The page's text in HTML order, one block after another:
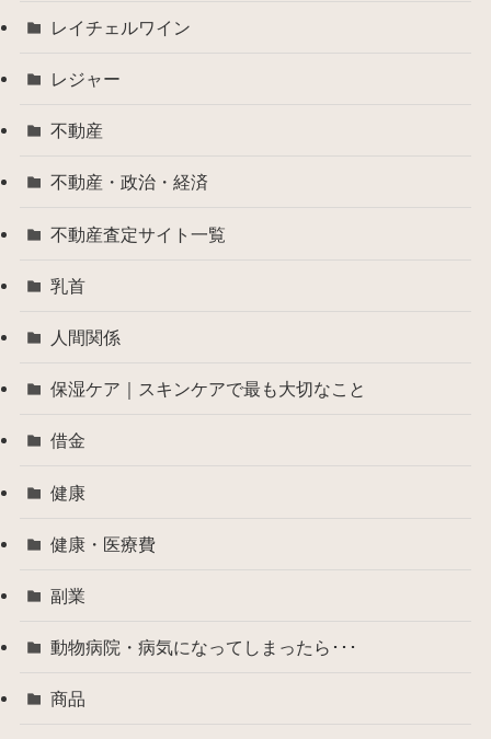
レイチェルワイン
レジャー
不動産
不動産・政治・経済
不動産査定サイト一覧
乳首
人間関係
保湿ケア｜スキンケアで最も大切なこと
借金
健康
健康・医療費
副業
動物病院・病気になってしまったら･･･
商品